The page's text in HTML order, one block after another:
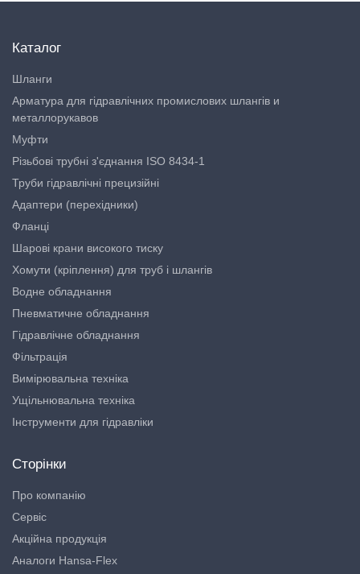
Каталог
Шланги
Арматура для гідравлічних промислових шлангів и
металлорукавов
Муфти
Різьбові трубні з'єднання ISO 8434-1
Труби гідравлічні прецизійні
Адаптери (перехідники)
Фланці
Шарові крани високого тиску
Хомути (кріплення) для труб і шлангів
Водне обладнання
Пневматичне обладнання
Гідравлічне обладнання
Фільтрація
Вимірювальна техніка
Ущільнювальна техніка
Інструменти для гідравліки
Сторінки
Про компанію
Сервіс
Акційна продукція
Аналоги Hansa-Flex